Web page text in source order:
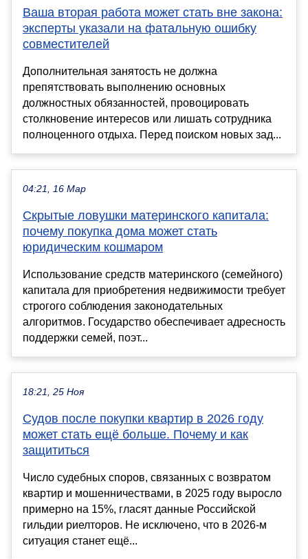
Ваша вторая работа может стать вне закона:
эксперты указали на фатальную ошибку
совместителей
Дополнительная занятость не должна
препятствовать выполнению основных
должностных обязанностей, провоцировать
столкновение интересов или лишать сотрудника
полноценного отдыха. Перед поиском новых зад...
04:21, 16 Мар
Скрытые ловушки материнского капитала:
почему покупка дома может стать
юридическим кошмаром
Использование средств материнского (семейного)
капитала для приобретения недвижимости требует
строгого соблюдения законодательных
алгоритмов. Государство обеспечивает адресность
поддержки семей, поэт...
18:21, 25 Ноя
Судов после покупки квартир в 2026 году
может стать ещё больше. Почему и как
защититься
Число судебных споров, связанных с возвратом
квартир и мошенничествами, в 2025 году выросло
примерно на 15%, гласят данные Российской
гильдии риелторов. Не исключено, что в 2026-м
ситуация станет ещё...